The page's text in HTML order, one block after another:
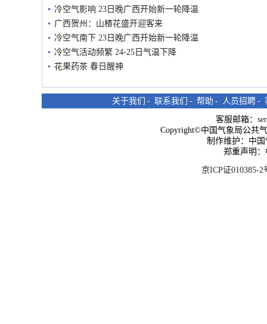
冷空气影响 23日晚广西开始新一轮降温
广西贺州：山楂花盛开迎客来
冷空气南下 23日晚广西开始新一轮降温
冷空气活动频繁 24-25日气温下降
花果药茶 春日醒神
关于我们 - 联系我们 - 帮助 - 人员招聘 -
客服邮箱：
Copyright©中国气象局公共
制作维护：中
郑重声明
京ICP证010385-2